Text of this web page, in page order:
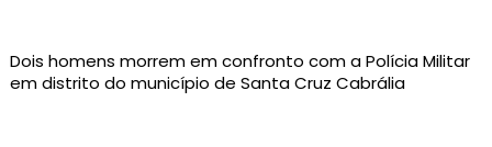
Dois homens morrem em confronto com a Polícia Militar
em distrito do município de Santa Cruz Cabrália